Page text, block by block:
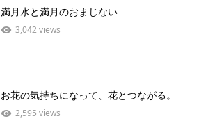
満月水と満月のおまじない
3,042 views
お花の気持ちになって、花とつながる。
2,595 views